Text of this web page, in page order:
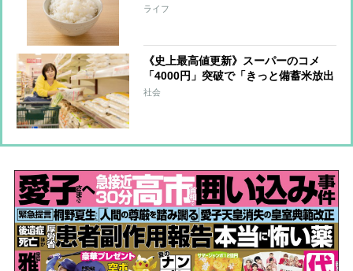
ん」、栄養なら「パスタ」、長続きさ
ライフ
《史上最高値更新》スーパーのコメ
「4000円」突破で「きっと備蓄米放出
でも下がらない」庶民の悲鳴
社会